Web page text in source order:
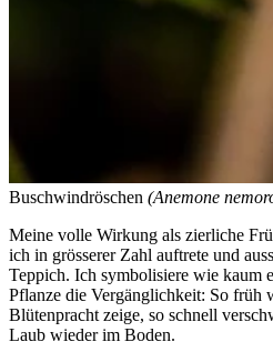
Buschwindröschen (Anemone
Meine volle Wirkung als zierliche
ich in grösserer Zahl auftrete und
Teppich. Ich symbolisiere wie kaum
Pflanze die Vergänglichkeit: So früh
Blütenpracht zeige, so schnell
Laub wieder im Boden.